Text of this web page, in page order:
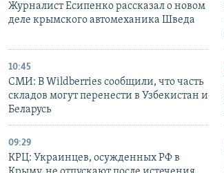
Журналист Есипенко рассказал о новом
деле крымского автомеханика Шведа
10:45
СМИ: В Wildberries сообщили, что часть
складов могут перенести в Узбекистан и
Беларусь
09:29
КРЦ: Украинцев, осужденных РФ в